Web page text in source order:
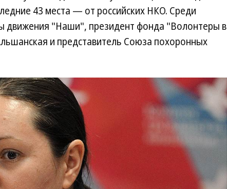
43 места — от российских НКО. Среди
движения "Наши", президент фонда "Волонтеры в
и представитель Союза похоронных